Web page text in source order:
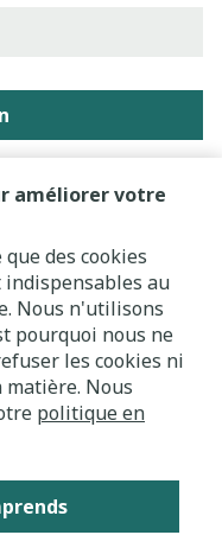
améliorer votre
des cookies
indispensables au
Nous n'utilisons
pourquoi nous ne
les cookies ni
Nous
politique en
à notre
de confidentialité.